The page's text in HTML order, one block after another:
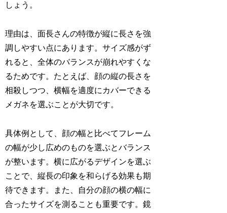
しょう。
理由は、面長さんの特徴が縦に長さを強
調しやすい点にあります。サイズ感がず
れると、全体のバランスが崩れやすくな
るためです。たとえば、顔の縦の長さを
相殺しつつ、横幅を適度にカバーできる
メガネを選ぶことが大切です。
具体例として、顔の幅と比べてフレーム
の幅が少し広めのものを選ぶとバランス
が整います。横に広がるデザインを選ぶ
ことで、縦長の印象を和らげる効果も期
待できます。また、自分の顔の横の幅に
合ったサイズを測ることも重要です。鏡